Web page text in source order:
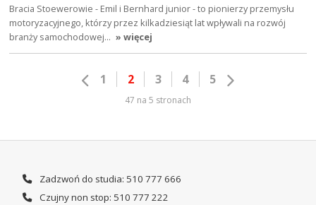
Bracia Stoewerowie - Emil i Bernhard junior - to pionierzy przemysłu
motoryzacyjnego, którzy przez kilkadziesiąt lat wpływali na rozwój
branży samochodowej… » więcej
1 2 3 4 5
47 na 5 stronach
Zadzwoń do studia: 510 777 666
Czujny non stop: 510 777 222